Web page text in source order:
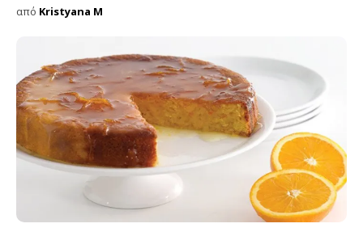
από Kristyana M